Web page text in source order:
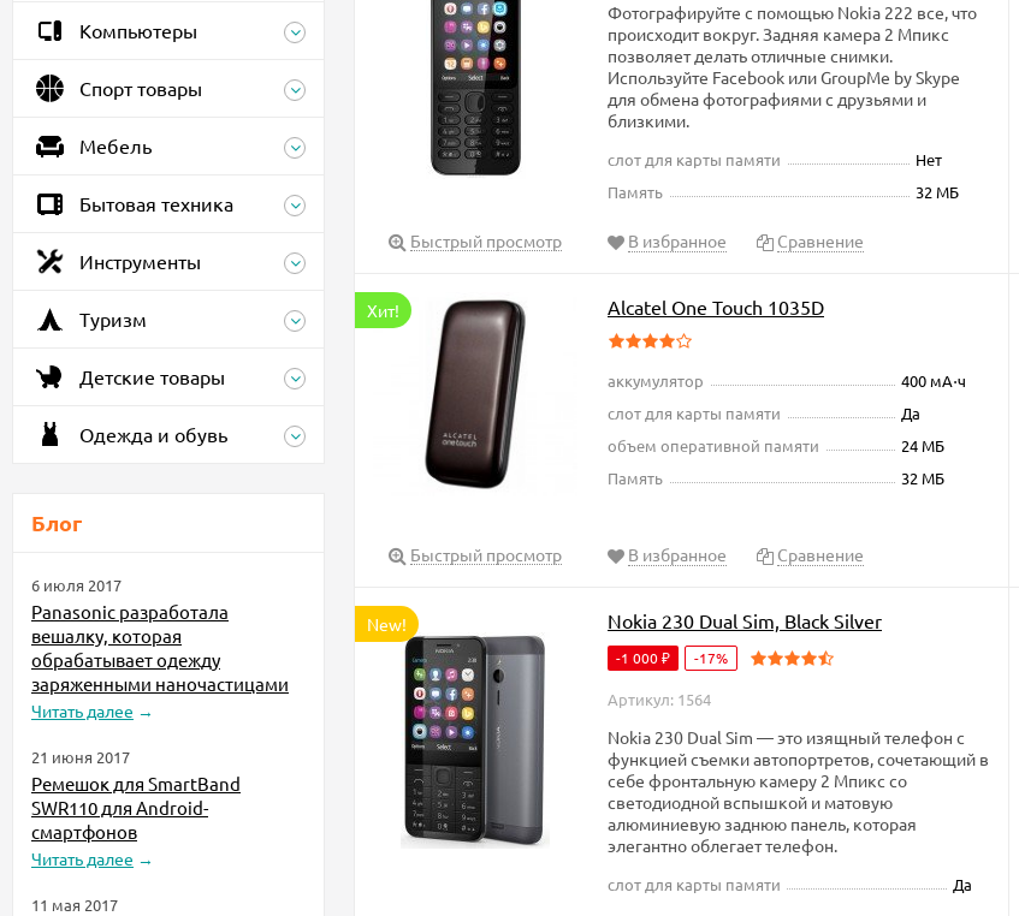
Компьютеры
Спорт товары
Мебель
Бытовая техника
Инструменты
Туризм
Детские товары
Одежда и обувь
Блог
6 июля 2017
Panasonic разработала
вешалку, которая
обрабатывает одежду
заряженными наночастицами
Читать далее →
21 июня 2017
Ремешок для SmartBand
SWR110 для Android-
смартфонов
Читать далее →
11 мая 2017
Фотографируйте с помощью Nokia 222 все, что
происходит вокруг. Задняя камера 2 Мпикс
позволяет делать отличные снимки.
Используйте Facebook или GroupMe by Skype
для обмена фотографиями с друзьями и
близкими.
слот для карты памяти
Нет
Память
32 МБ
Быстрый просмотр В избранное Сравнение
Хит! Alcatel One Touch 1035D
аккумулятор
400 мА⋅ч
слот для карты памяти
Да
объем оперативной памяти
24 МБ
Память
32 МБ
Быстрый просмотр В избранное Сравнение
New! Nokia 230 Dual Sim, Black Silver
-1 000 ₽ -17%
Артикул: 1564
Nokia 230 Dual Sim — это изящный телефон с
функцией съемки автопортретов, сочетающий в
себе фронтальную камеру 2 Мпикс со
светодиодной вспышкой и матовую
алюминиевую заднюю панель, которая
элегантно облегает телефон.
слот для карты памяти Да